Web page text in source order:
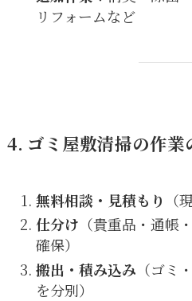
リフォームなど
4. ゴミ屋敷清掃の作業
無料相談・見積もり （
仕分け （貴重品・通帳
確保）
搬出・積み込み （ゴミ
を分別）